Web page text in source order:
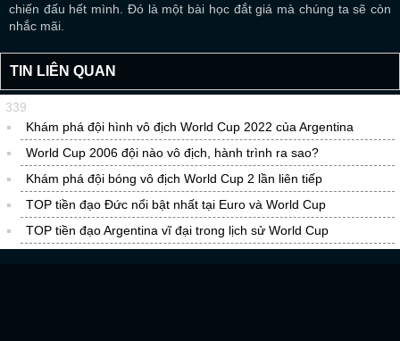
chiến đấu hết mình. Đó là một bài học đắt giá mà chúng ta sẽ còn
nhắc mãi.
TIN LIÊN QUAN
339
Khám phá đội hình vô địch World Cup 2022 của Argentina
World Cup 2006 đội nào vô địch, hành trình ra sao?
Khám phá đội bóng vô địch World Cup 2 lần liên tiếp
TOP tiền đạo Đức nổi bật nhất tại Euro và World Cup
TOP tiền đạo Argentina vĩ đại trong lịch sử World Cup